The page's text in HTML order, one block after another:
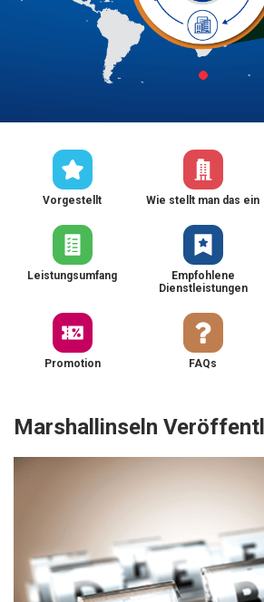
Vorgestellt Wie stellt man das ein
Leistungsumfang
Empfohlene
Dienstleistungen
Promotion FAQs
Marshallinseln